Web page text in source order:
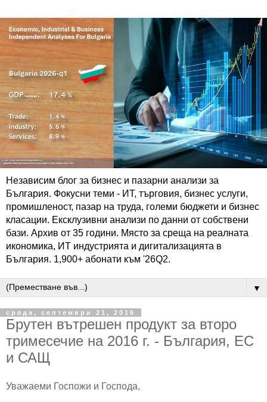
Независим блог за бизнес и пазарни анализи за
България. Фокусни теми - ИТ, търговия, бизнес услуги,
промишленост, пазар на труда, големи бюджети и бизнес
класации. Ексклузивни анализи по данни от собствени
бази. Архив от 35 години. Място за среща на реалната
икономика, ИТ индустрията и дигитализацията в
България. 1,900+ абонати към '26Q2.
▼
сряда, септември 21, 2016
Брутен вътрешен продукт за второ
тримесечие на 2016 г. - България, ЕС
и САЩ
Уважаеми Госпожи и Господа,